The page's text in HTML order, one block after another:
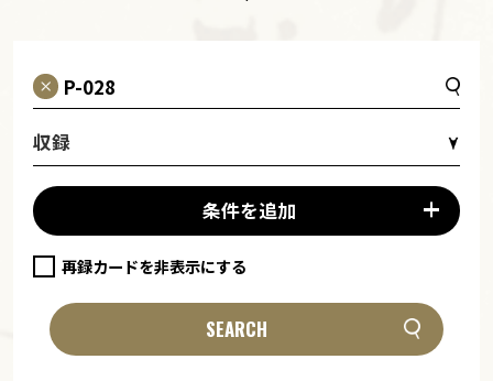
収録
条件を追加
再録カードを非表示にする
SEARCH